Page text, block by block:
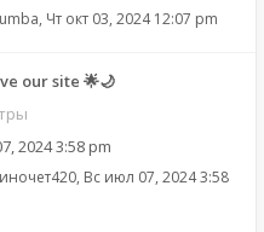
, Чт окт 03, 2024 12:07 pm
our site 🌟🌙
2024 3:58 pm
, Вс июл 07, 2024 3:58